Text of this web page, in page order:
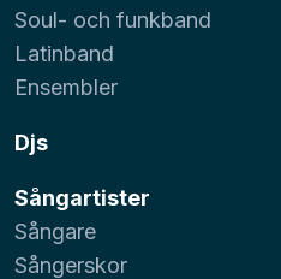
Soul- och funkband
Latinband
Ensembler
Djs
Sångartister
Sångare
Sångerskor